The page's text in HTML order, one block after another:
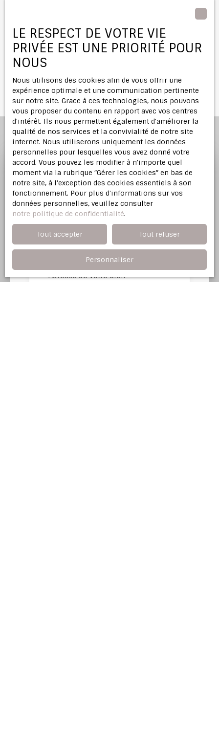
données personnelles, veuillez consulter notre
politique de confidentialité.
Recevoir des annonces
Profitez d'uneestimation
offerte
Notre agence immobilière vous offre une
Parisien.
Adresse de votre bien
LE RESPECT DE VOTRE VIE
PRIVÉE EST UNE PRIORITÉ POUR
NOUS
Nous utilisons des cookies afin de vous offrir une
expérience optimale et une communication pertinente
sur notre site. Grace à ces technologies, nous pouvons
vous proposer du contenu en rapport avec vos centres
d'intérêt. Ils nous permettent également d'améliorer la
qualité de nos services et la convivialité de notre site
internet. Nous utiliserons uniquement les données
personnelles pour lesquelles vous avez donné votre
accord. Vous pouvez les modifier à n'importe quel
moment via la rubrique ″Gérer les cookies″ en bas de
notre site, à l'exception des cookies essentiels à son
fonctionnement. Pour plus d'informations sur vos
données personnelles, veuillez consulter
notre politique de confidentialité.
Tout accepter Tout refuser
Personnaliser